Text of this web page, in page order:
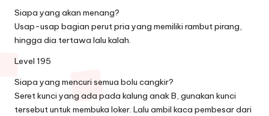
Siapa yang akan menang?
Usap-usap bagian perut pria yang memiliki rambut pirang,
hingga dia tertawa lalu kalah.
Level 195
Siapa yang mencuri semua bolu cangkir?
Seret kunci yang ada pada kalung anak B, gunakan kunci
tersebut untuk membuka loker. Lalu ambil kaca pembesar dari